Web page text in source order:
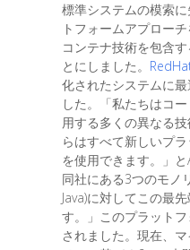
標準システムの模索
トフォームアプロー
コンテナ技術を包含
とにしました。
化されたシステムに
した。「私たちはコ
用する多くの異なる
らはすべて新しいプ
を使用できます。」
同社にある3つのモノ
Java)に対してこの最
す。」このプラット
されました。現在、